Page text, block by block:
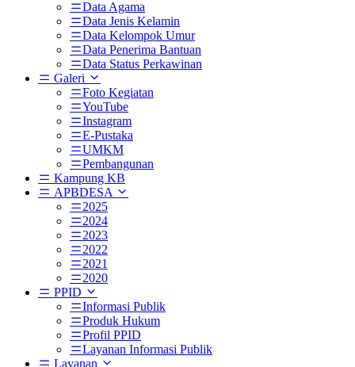
Data Agama
Data Jenis Kelamin
Data Kelompok Umur
Data Penerima Bantuan
Data Status Perkawinan
Galeri
Foto Kegiatan
YouTube
Instagram
E-Pustaka
UMKM
Pembangunan
Kampung KB
APBDESA
2025
2024
2023
2022
2021
2020
PPID
Informasi Publik
Produk Hukum
Profil PPID
Layanan Informasi Publik
Layanan